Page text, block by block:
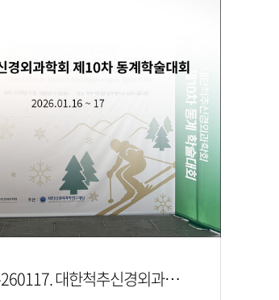
260116-260117. 대한척추신경외과학회 제10차 동계학술대회